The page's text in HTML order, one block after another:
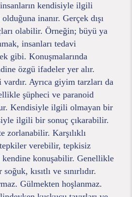
kendisiyle ilgili
inanır. Gerçek dışı
olabilir. Örneğin; büyü ya
insanları tedavi
gibi. Konuşmalarında
özgü ifadeler yer alır.
Ayrıca giyim tarzları da
şüpheci ve paranoid
Kendisiyle ilgili olmayan bir
ilgili bir sonuç çıkarabilir.
zorlanabilir. Karşılıklı
verebilir, tepkisiz
konuşabilir. Genellikle
kısıtlı ve sınırlıdır.
Gülmekten hoşlanmaz.